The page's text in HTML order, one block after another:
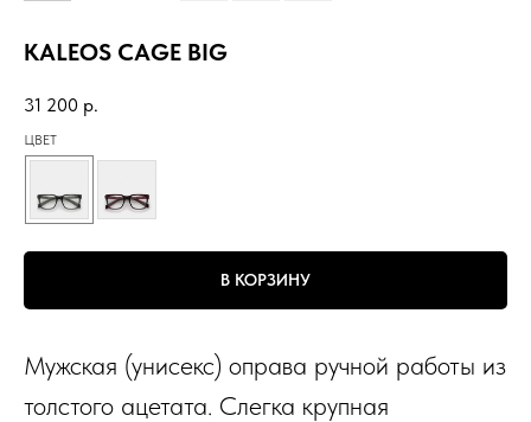
KALEOS CAGE BIG
31 200 р.
ЦВЕТ
В КОРЗИНУ
Мужская (унисекс) оправа ручной работы из
толстого ацетата. Слегка крупная